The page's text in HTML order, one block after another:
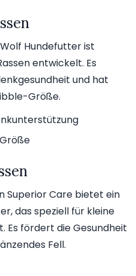
Hundefutter ist
entwickelt. Es
und hat
Größe.
Superior Care bietet ein
das speziell für kleine
Es fördert die Gesundheit
Fell.